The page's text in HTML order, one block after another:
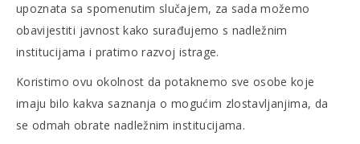
upoznata sa spomenutim slučajem, za sada možemo
obavijestiti javnost kako surađujemo s nadležnim
institucijama i pratimo razvoj istrage.
Koristimo ovu okolnost da potaknemo sve osobe koje
imaju bilo kakva saznanja o mogućim zlostavljanjima, da
se odmah obrate nadležnim institucijama.